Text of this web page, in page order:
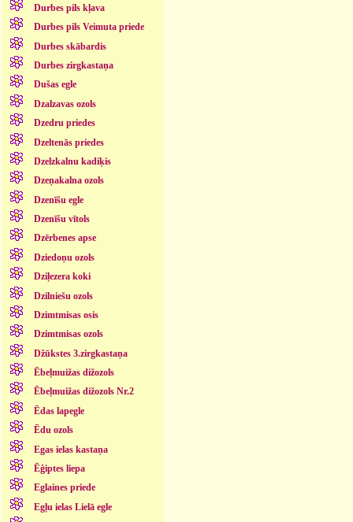
Durbes pils kļava
Durbes pils Veimuta priede
Durbes skābardis
Durbes zirgkastaņa
Dušas egle
Dzalzavas ozols
Dzedru priedes
Dzeltenās priedes
Dzelzkalnu kadiķis
Dzeņakalna ozols
Dzenīšu egle
Dzenīšu vītols
Dzērbenes apse
Dziedoņu ozols
Dziļezera koki
Dzilniešu ozols
Dzimtmisas osis
Dzimtmisas ozols
Džūkstes 3.zirgkastaņa
Ēbeļmuižas dižozols
Ēbeļmuižas dižozols Nr.2
Ēdas lapegle
Ēdu ozols
Egas ielas kastaņa
Ēģiptes liepa
Eglaines priede
Egļu ielas Lielā egle